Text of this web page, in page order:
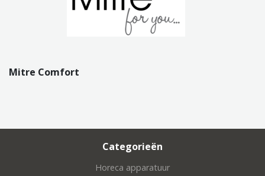
Mitre Comfort
Categorieën
Horeca apparatuur